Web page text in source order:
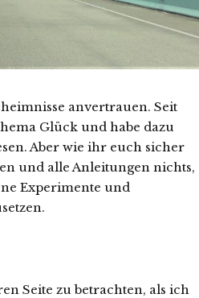
anvertrauen. Seit
Glück und habe dazu
Aber wie ihr euch sicher
und alle Anleitungen nichts,
Experimente und
Seite zu betrachten, als ich